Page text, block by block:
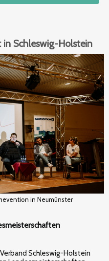
in Schleswig-Holstein
in Neumünster
Schleswig-Holstein